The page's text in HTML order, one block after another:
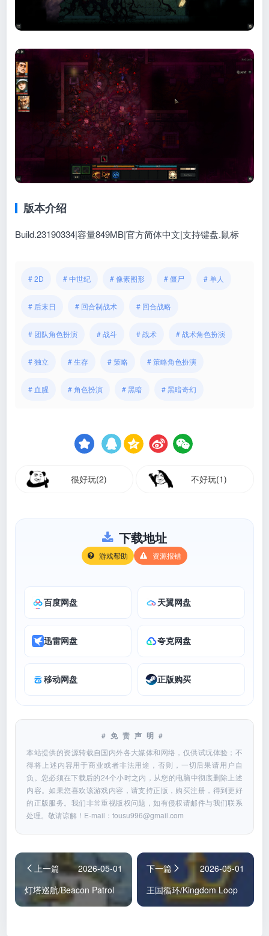
版本介绍
Build.23190334|容量849MB|官方简体中文|支持键盘.鼠标
# 2D # 中世纪 # 像素图形 # 僵尸 # 单人
# 后末日 # 回合制战术 # 回合战略
# 团队角色扮演 # 战斗 # 战术 # 战术角色扮演
# 独立 # 生存 # 策略 # 策略角色扮演
# 血腥 # 角色扮演 # 黑暗 # 黑暗奇幻
很好玩(2) 不好玩(1)
下载地址
游戏帮助 资源报错
百度网盘 天翼网盘
迅雷网盘 夸克网盘
移动网盘 正版购买
#免责声明#
本站提供的资源转载自国内外各大媒体和网络，仅供试玩体验；不
得将上述内容用于商业或者非法用途，否则，一切后果请用户自
负。您必须在下载后的24个小时之内，从您的电脑中彻底删除上述
内容。如果您喜欢该游戏内容，请支持正版，购买注册，得到更好
的正版服务。我们非常重视版权问题，如有侵权请邮件与我们联系
处理。敬请谅解！E-mail：tousu996@gmail.com
上一篇
2026-05-01
灯塔巡航/Beacon Patrol
下一篇
2026-05-01
王国循环/Kingdom Loop